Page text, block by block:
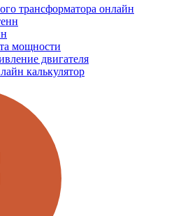
трансформатора онлайн
мощности
двигателя
калькулятор